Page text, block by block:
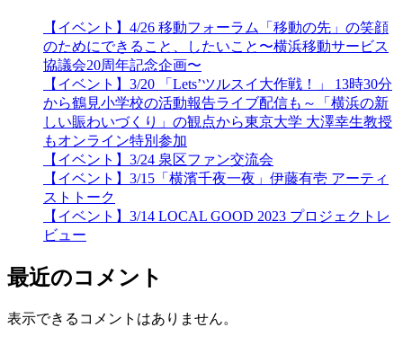
【イベント】4/26 移動フォーラム「移動の先」の笑顔
のためにできること、したいこと〜横浜移動サービス
協議会20周年記念企画〜
【イベント】3/20 「Lets’ツルスイ大作戦！」 13時30分
から鶴見小学校の活動報告ライブ配信も～「横浜の新
しい賑わいづくり」の観点から東京大学 大澤幸生教授
もオンライン特別参加
【イベント】3/24 泉区ファン交流会
【イベント】3/15「横濱千夜一夜」伊藤有壱 アーティ
ストトーク
【イベント】3/14 LOCAL GOOD 2023 プロジェクトレ
ビュー
最近のコメント
表示できるコメントはありません。